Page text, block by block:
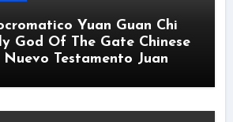
Yuan Guan Chi
God Of The Gate Chinese
Testamento Juan